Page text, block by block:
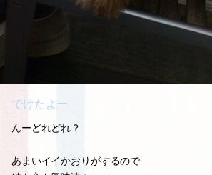
でけたよー
んーどれどれ？
あまいイイかおりがするので